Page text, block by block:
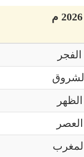
الفجر
الشروق
الظهر
العصر
المغرب